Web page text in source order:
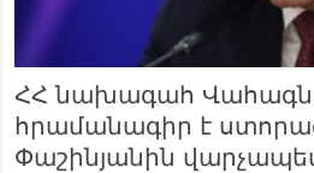
ՀՀ նախագահ Վահագն
հրամանագիր է
Փաշինյանին